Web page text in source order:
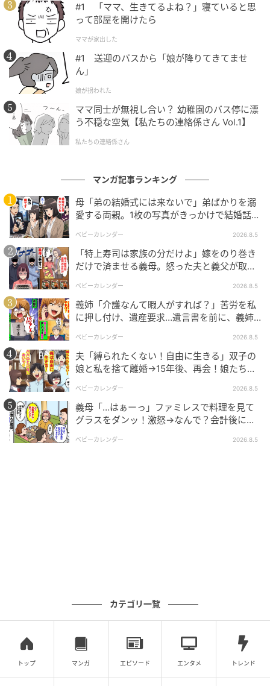
#1 「ママ、生きてるよね？」寝ていると思
って部屋を開けたら
ママが家出した
#1 送迎のバスから「娘が降りてきてませ
ん」
娘が拐われた
ママ同士が無視し合い？ 幼稚園のバス停に漂
う不穏な空気【私たちの連絡係さん Vol.1】
私たちの連絡係さん
マンガ記事ランキング
母「弟の結婚式には来ないで」弟ばかりを溺
愛する両親。1枚の写真がきっかけで結婚話が
ベビーカレンダー 2026.8.5
「特上寿司は家族の分だけよ」嫁をのり巻き
だけで済ませる義母。怒った夫と義父が取っ
ベビーカレンダー 2026.8.5
義姉「介護なんて暇人がすれば？」苦労を私
に押し付け、遺産要求…遺言書を前に、義姉
ベビーカレンダー 2026.8.5
夫「縛られたくない！自由に生きる」双子の
娘と私を捨て離婚→15年後、再会！娘たち
ベビーカレンダー 2026.8.5
義母「…はぁーっ」ファミレスで料理を見て
グラスをダンッ！激怒→なんで？会計後に知
ベビーカレンダー 2026.8.5
カテゴリ一覧
トップ マンガ エピソード エンタメ トレンド